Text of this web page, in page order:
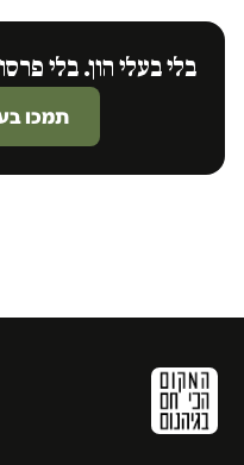
בלי בעלי הון. בלי
תמכו